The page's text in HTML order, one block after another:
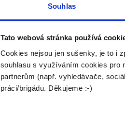
Souhlas
Tato webová stránka používá
Cookies nejsou jen sušenky, je to i
souhlasu s využíváním cookies pro
partnerům (např. vyhledávače,
práci/brigádu. Děkujeme :-)
Tajná zbraň
131x
Generační